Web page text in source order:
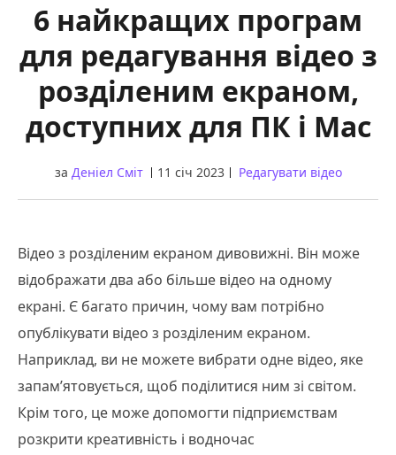
6 найкращих програм
для редагування відео з
розділеним екраном,
доступних для ПК і Mac
за Деніел Сміт 11 січ 2023 Редагувати відео
Відео з розділеним екраном дивовижні. Він може
відображати два або більше відео на одному
екрані. Є багато причин, чому вам потрібно
опублікувати відео з розділеним екраном.
Наприклад, ви не можете вибрати одне відео, яке
запам’ятовується, щоб поділитися ним зі світом.
Крім того, це може допомогти підприємствам
розкрити креативність і водночас